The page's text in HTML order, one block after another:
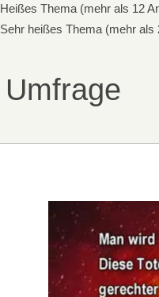
Heißes Thema (mehr als 12
Sehr heißes Thema (mehr als
Umfrage